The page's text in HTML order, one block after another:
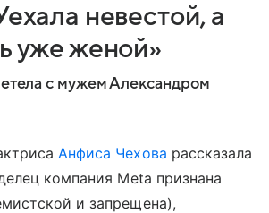
невестой, а
уже женой»
с мужем Александром
Анфиса Чехова рассказала
компания Meta признана
и запрещена),